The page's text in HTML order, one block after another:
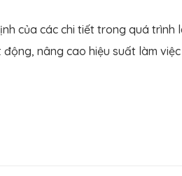
của các chi tiết trong quá trình
nâng cao hiệu suất làm